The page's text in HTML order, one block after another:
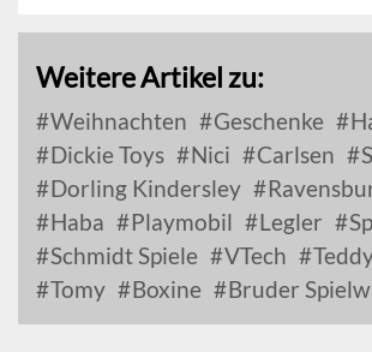
Weitere Artikel zu:
Weihnachten Geschenke
Dickie Toys
Nici Carlsen
Dorling Kindersley
Haba
Playmobil Legler
Schmidt Spiele
VTech
Tomy
Boxine Bruder